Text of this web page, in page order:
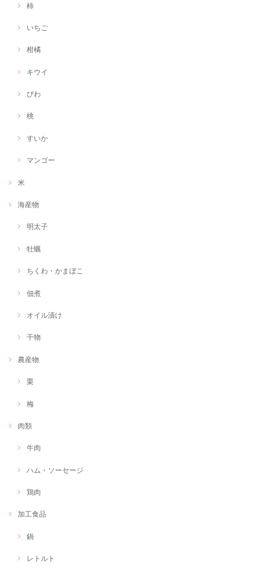
柿
いちご
柑橘
キウイ
びわ
桃
すいか
マンゴー
米
海産物
明太子
牡蠣
ちくわ・かまぼこ
佃煮
オイル漬け
干物
農産物
栗
梅
肉類
牛肉
ハム・ソーセージ
鶏肉
加工食品
鍋
レトルト